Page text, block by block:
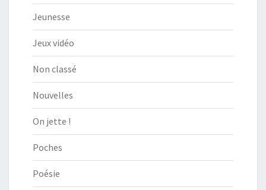
Jeunesse
Jeux vidéo
Non classé
Nouvelles
On jette !
Poches
Poésie